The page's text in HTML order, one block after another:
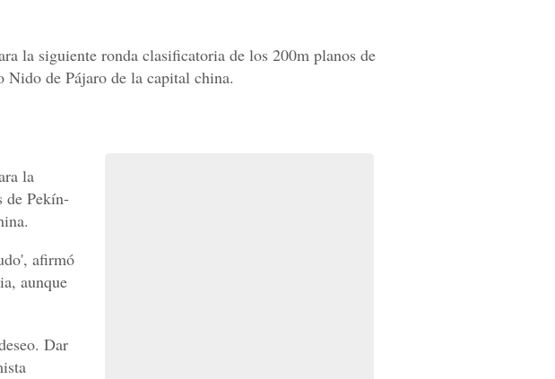
la siguiente ronda clasificatoria de los 200m planos de
Nido de Pájaro de la capital china.
la
de Pekín-
afirmó
aunque
Dar